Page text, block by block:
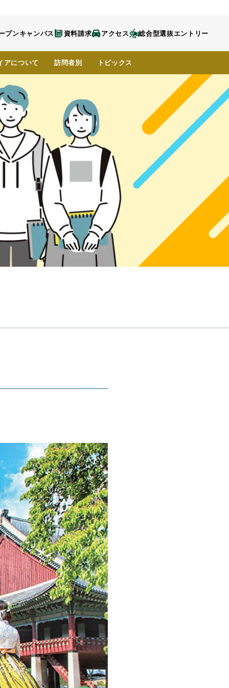
プンキャンパス 資料請求 アクセス 総合型選抜エントリー
アについて 訪問者別 トピックス